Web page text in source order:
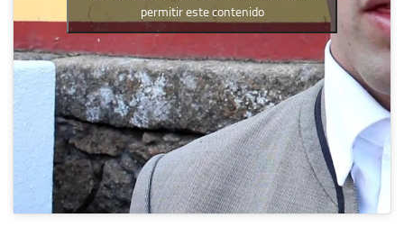
permitir este contenido